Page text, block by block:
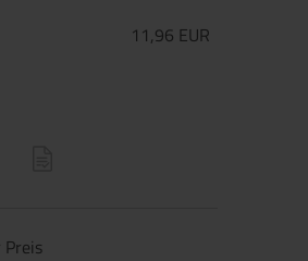
11,96 EUR
Preis